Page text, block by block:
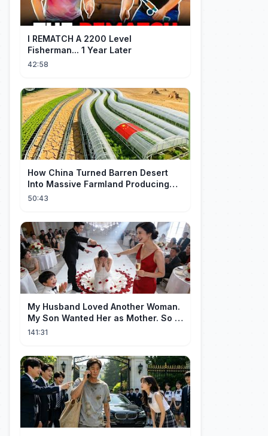
I REMATCH A 2200 Level
Fisherman... 1 Year Later
42:58
How China Turned Barren Desert
Into Massive Farmland Producing
Millions Tons of Food
50:43
My Husband Loved Another Woman.
My Son Wanted Her as Mother. So I
Left Them Both to Find Myself.
141:31